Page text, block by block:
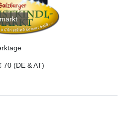
70 (DE & AT)